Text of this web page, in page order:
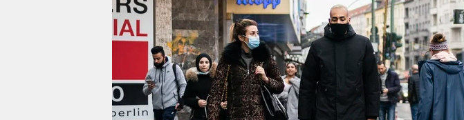
nord
wahrheit
verlag
verlag